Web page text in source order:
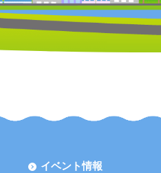
イベント情報